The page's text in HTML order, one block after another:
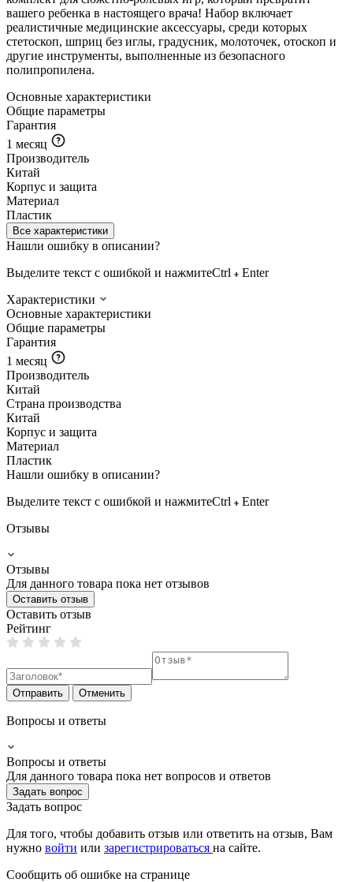
вашего ребенка в настоящего врача! Набор включает
реалистичные медицинские аксессуары, среди которых
стетоскоп, шприц без иглы, градусник, молоточек, отоскоп и
другие инструменты, выполненные из безопасного
полипропилена.
Основные характеристики
Общие параметры
Гарантия
1 месяц
Производитель
Китай
Корпус и защита
Материал
Пластик
Все характеристики
Нашли ошибку в описании?
Выделите текст с ошибкой и нажмитеCtrl
Enter
Характеристики
Основные характеристики
Общие параметры
Гарантия
1 месяц
Производитель
Китай
Страна производства
Китай
Корпус и защита
Материал
Пластик
Нашли ошибку в описании?
Выделите текст с ошибкой и нажмитеCtrl
Enter
Отзывы
Отзывы
Для данного товара пока нет отзывов
Оставить отзыв
Оставить отзыв
Рейтинг
Отправить Отменить
Вопросы и ответы
Вопросы и ответы
Для данного товара пока нет вопросов и ответов
Задать вопрос
Задать вопрос
Для того, чтобы добавить отзыв или ответить на отзыв, Вам
нужно войти или зарегистрироваться на сайте.
Сообщить об ошибке на страницe